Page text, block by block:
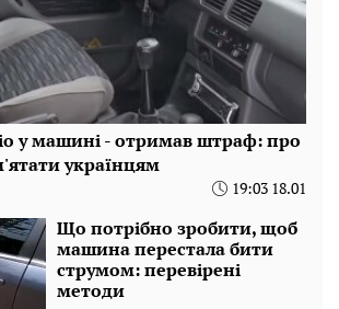
у машині - отримав штраф: про
українцям
19:03 18.01
Що потрібно зробити, щоб
машина перестала бити
струмом: перевірені
методи